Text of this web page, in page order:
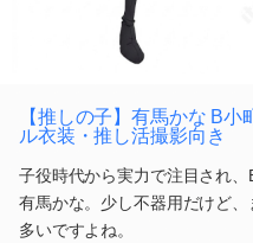
【推しの子】有馬かな B
ル衣装・推し活撮影向き
子役時代から実力で注目され
有馬かな。少し不器用だけど
多いですよね。